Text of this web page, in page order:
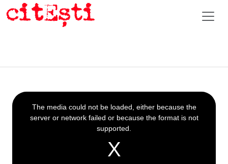
This
is
a
The media could not be loaded, either because the
server or network failed or because the format is not
supported.